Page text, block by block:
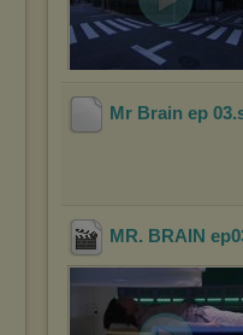
Mr Brain ep 03
MR. BRAIN